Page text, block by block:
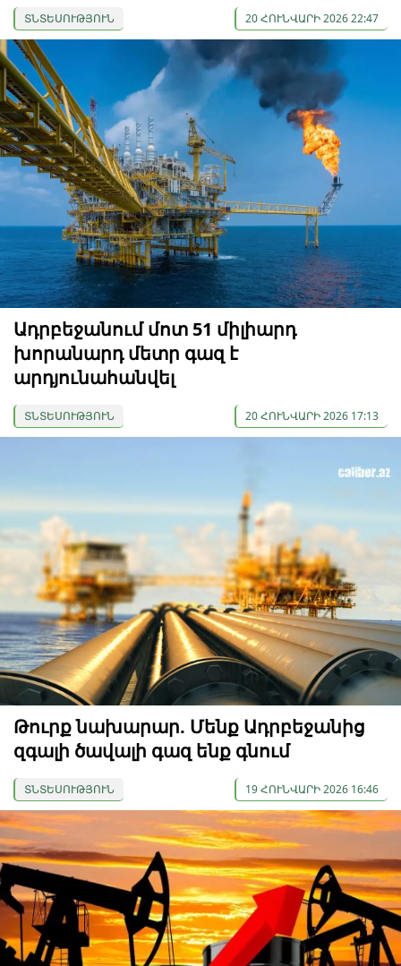
ՏՆՏԵՍՈՒԹՅՈՒՆ 20 ՀՈՒՆՎԱՐԻ 2026 22:47
Ադրբեջանում մոտ 51 միլիարդ
խորանարդ մետր գազ է
արդյունահանվել
ՏՆՏԵՍՈՒԹՅՈՒՆ 20 ՀՈՒՆՎԱՐԻ 2026 17:13
Թուրք նախարար. Մենք Ադրբեջանից
զգալի ծավալի գազ ենք գնում
ՏՆՏԵՍՈՒԹՅՈՒՆ 19 ՀՈՒՆՎԱՐԻ 2026 16:46